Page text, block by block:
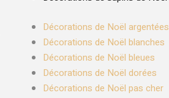
Décorations de Noël argentées
Décorations de Noël blanches
Décorations de Noël bleues
Décorations de Noël dorées
Décorations de Noël pas cher